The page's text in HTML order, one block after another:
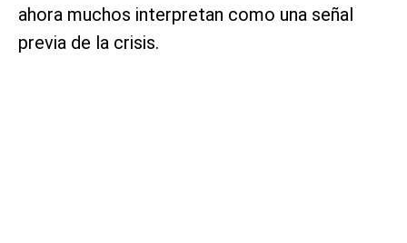
ahora muchos interpretan como una señal
previa de la crisis.